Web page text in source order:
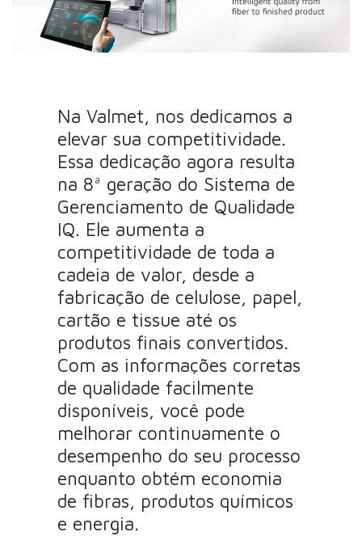
Na Valmet, nos dedicamos a
elevar sua competitividade.
Essa dedicação agora resulta
na 8ª geração do Sistema de
Gerenciamento de Qualidade
IQ. Ele aumenta a
competitividade de toda a
cadeia de valor, desde a
fabricação de celulose, papel,
cartão e tissue até os
produtos finais convertidos.
Com as informações corretas
de qualidade facilmente
disponíveis, você pode
melhorar continuamente o
desempenho do seu processo
enquanto obtém economia
de fibras, produtos químicos
e energia.